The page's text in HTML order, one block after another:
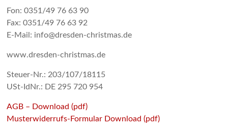
Fon: 0351/49 76 63 90
Fax: 0351/49 76 63 92
E-Mail: info@dresden-christmas.de
www.dresden-christmas.de
Steuer-Nr.: 203/107/18115
USt-IdNr.: DE 295 720 954
AGB – Download (pdf)
Musterwiderrufs-Formular Download (pdf)